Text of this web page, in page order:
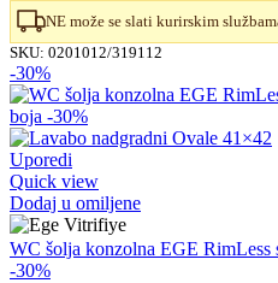
NE može se slati kurirskim
SKU: 0201012/319112
-30%
Uporedi
Quick view
Dodaj u omiljene
WC šolja konzolna EGE RimLess
-30%